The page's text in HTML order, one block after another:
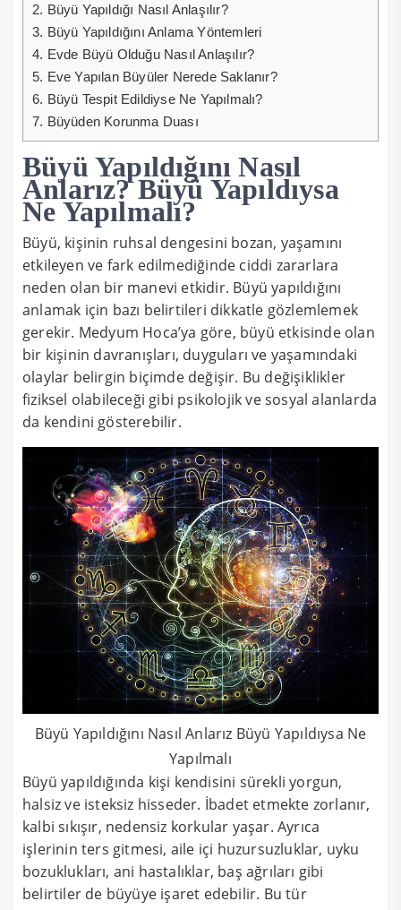
2. Büyü Yapıldığı Nasıl Anlaşılır?
3. Büyü Yapıldığını Anlama Yöntemleri
4. Evde Büyü Olduğu Nasıl Anlaşılır?
5. Eve Yapılan Büyüler Nerede Saklanır?
6. Büyü Tespit Edildiyse Ne Yapılmalı?
7. Büyüden Korunma Duası
Büyü Yapıldığını Nasıl
Anlarız? Büyü Yapıldıysa
Ne Yapılmalı?
Büyü, kişinin ruhsal dengesini bozan, yaşamını
etkileyen ve fark edilmediğinde ciddi zararlara
neden olan bir manevi etkidir. Büyü yapıldığını
anlamak için bazı belirtileri dikkatle gözlemlemek
gerekir. Medyum Hoca’ya göre, büyü etkisinde olan
bir kişinin davranışları, duyguları ve yaşamındaki
olaylar belirgin biçimde değişir. Bu değişiklikler
fiziksel olabileceği gibi psikolojik ve sosyal alanlarda
da kendini gösterebilir.
Büyü Yapıldığını Nasıl Anlarız Büyü Yapıldıysa Ne
Yapılmalı
Büyü yapıldığında kişi kendisini sürekli yorgun,
halsiz ve isteksiz hisseder. İbadet etmekte zorlanır,
kalbi sıkışır, nedensiz korkular yaşar. Ayrıca
işlerinin ters gitmesi, aile içi huzursuzluklar, uyku
bozuklukları, ani hastalıklar, baş ağrıları gibi
belirtiler de büyüye işaret edebilir. Bu tür